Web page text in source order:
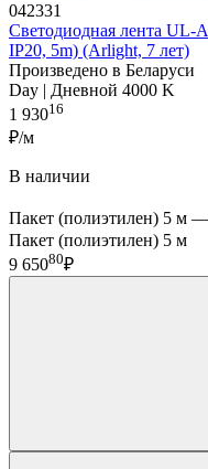
042331
Светодиодная лента UL-
IP20, 5m) (Arlight, 7 лет)
Произведено в Беларуси
Day | Дневной 4000 K
1 93016
₽/м
В наличии
Пакет (полиэтилен) 5 м —
Пакет (полиэтилен) 5 м
9 65080₽